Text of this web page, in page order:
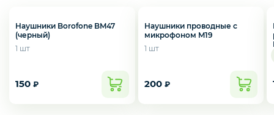
Наушники Borofone BM47
(черный)
1 шт
150 ₽
Наушники проводные с
микрофоном M19
1 шт
200 ₽